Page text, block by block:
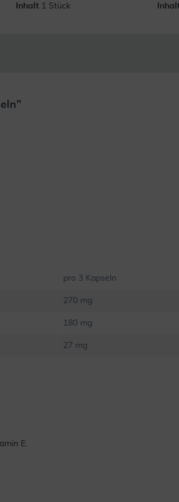
Inhalt 1 Stück
pro 3 Kapseln
270 mg
180 mg
27 mg
E.